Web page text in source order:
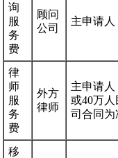
询
服
务
费
顾问
公司
主申请人
律
师
服
务
费
外方
律师
主申请人
或40万
司合同为
移